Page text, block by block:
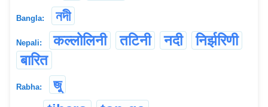
Bangla: নদী
Nepali: कल्लोलिनी तटिनी नदी
निर्झरिणी
बारित
Rabha: জু